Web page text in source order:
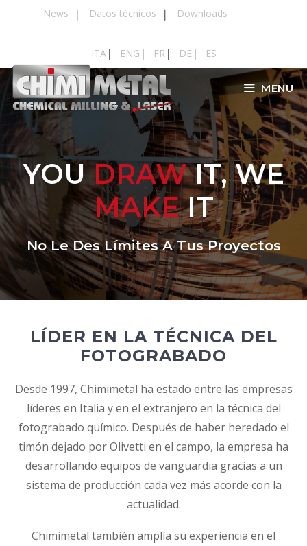
News Datos técnicos Downloads
ITA ENG FR DE ES
MENU
YOUDRAWIT, WE
MAKEIT
No Le Des Límites A Tus Proyectos
LÍDER EN LA TÉCNICA DEL
FOTOGRABADO
Desde 1997, Chimimetal ha estado entre las empresas
líderes en Italia y en el extranjero en la técnica del
fotograbado químico. Después de haber heredado el
timón dejado por Olivetti en el campo, la empresa ha
desarrollando equipos de vanguardia gracias a un
sistema de producción cada vez más acorde con la
actualidad.
Chimimetal también amplía su experiencia en el